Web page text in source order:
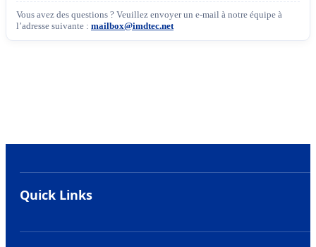
Vous avez des questions ? Veuillez envoyer un e-mail à notre équipe à
l’adresse suivante : mailbox@imdtec.net
Quick Links